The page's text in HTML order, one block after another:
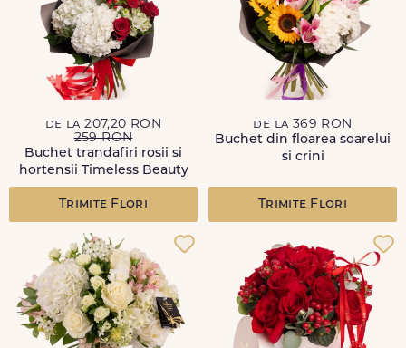
de la 207,20 RON
259 RON
Buchet trandafiri rosii si
hortensii Timeless Beauty
Trimite Flori
de la 369 RON
Buchet din floarea soarelui
si crini
Trimite Flori